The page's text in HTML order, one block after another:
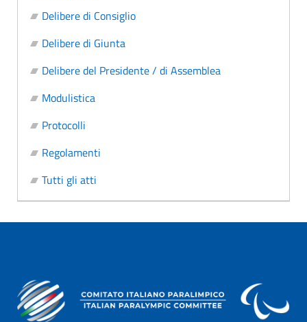
Delibere di Consiglio
Delibere di Giunta
Delibere del Presidente / di Assemblea
Modulistica
Protocolli
Regolamenti
Tutti gli atti